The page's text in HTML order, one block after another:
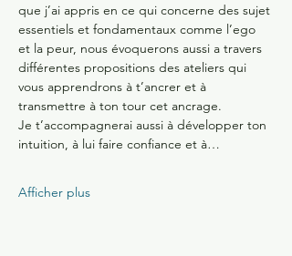
que j’ai appris en ce qui concerne des sujet
essentiels et fondamentaux comme l’ego
et la peur, nous évoquerons aussi a travers
différentes propositions des ateliers qui
vous apprendrons à t’ancrer et à
transmettre à ton tour cet ancrage.
Je t’accompagnerai aussi à développer ton
intuition, à lui faire confiance et à…
Afficher plus